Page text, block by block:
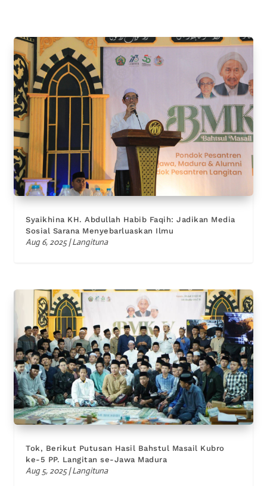
Syaikhina KH. Abdullah Habib Faqih: Jadikan Media
Sosial Sarana Menyebarluaskan Ilmu
Aug 6, 2025|Langituna
Tok, Berikut Putusan Hasil Bahstul Masail Kubro
ke-5 PP. Langitan se-Jawa Madura
Aug 5, 2025|Langituna